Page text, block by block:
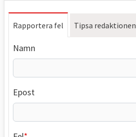
Rapportera fel Tipsa redaktionen
Namn
Epost